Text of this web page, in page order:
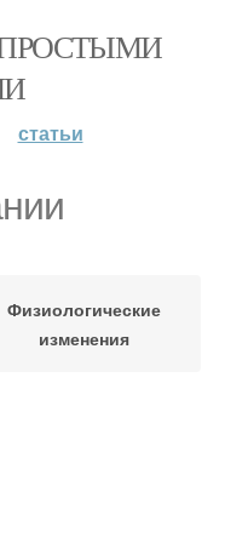
статьи
Физиологические
изменения